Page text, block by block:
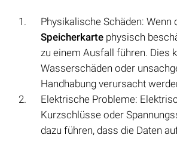
Physikalische Schäden: Wenn
Speicherkarte physisch
zu einem Ausfall führen. Dies
Wasserschäden oder
Handhabung verursacht
Elektrische Probleme:
Kurzschlüsse oder
dazu führen, dass die Daten